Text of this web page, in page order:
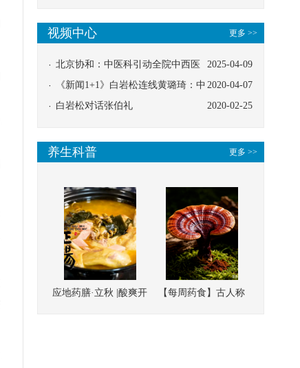
更多 >>
视频中心
2025-04-09
北京协和：中医科引动全院中西医
协同
2020-04-07
《新闻1+1》白岩松连线黄璐琦：中
医救治的临床效果
2020-02-25
白岩松对话张伯礼
更多 >>
养生科普
应地药膳·立秋 |酸爽开
【每周药食】古人称